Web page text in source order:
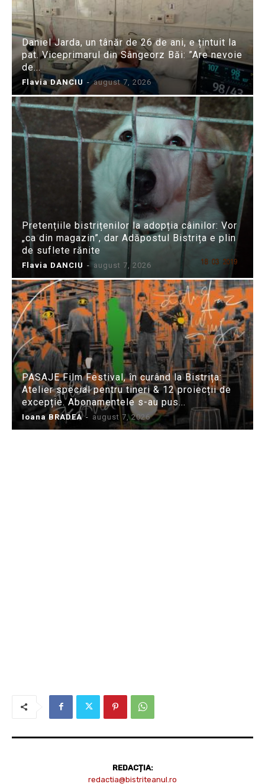
Daniel Jarda, un tânăr de 26 de ani, e țintuit la
pat. Viceprimarul din Sângeorz Băi: ”Are nevoie
de...
Flavia DANCIU - august 7, 2026
Pretențiile bistrițenilor la adopția câinilor: Vor
„ca din magazin”, dar Adăpostul Bistrița e plin
de suflete rănite
Flavia DANCIU - august 7, 2026
PASAJE Film Festival, în curând la Bistrița:
Atelier special pentru tineri & 12 proiecții de
excepție. Abonamentele s-au pus...
Ioana BRADEA - august 7, 2026
REDACȚIA:
redactia@bistriteanul.ro